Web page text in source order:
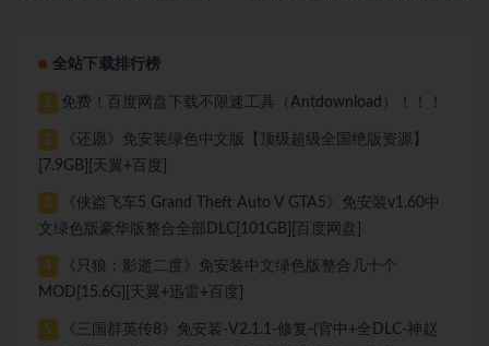
全站下载排行榜
1 免费！百度网盘下载不限速工具（Antdownload）！！！
2
《还愿》免安装绿色中文版【顶级超级全国绝版资源】
[7.9GB][天翼+百度]
3
《侠盗飞车5 Grand Theft Auto V GTA5》免安装v1.60中
文绿色版豪华版整合全部DLC[101GB][百度网盘]
4
《只狼：影逝二度》免安装中文绿色版整合几十个
MOD[15.6G][天翼+迅雷+百度]
5
《三国群英传8》免安装-V2.1.1-修复-(官中+全DLC-神赵